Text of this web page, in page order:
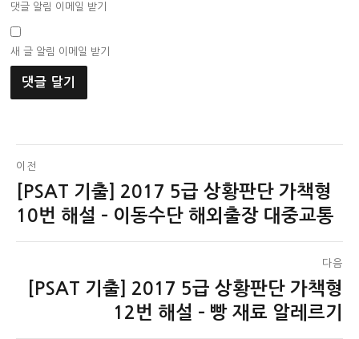
댓글 알림 이메일 받기
새 글 알림 이메일 받기
글
탐
색
이전
이
전
[PSAT 기출] 2017 5급 상황판단 가책형
10번 해설 – 이동수단 해외출장 대중교통
다음
[PSAT 기출] 2017 5급 상황판단 가책형
12번 해설 – 빵 재료 알레르기